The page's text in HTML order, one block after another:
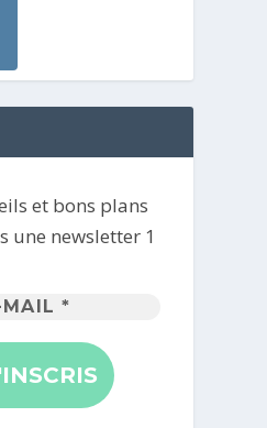
et bons plans
une newsletter 1
Adresse
mail
*